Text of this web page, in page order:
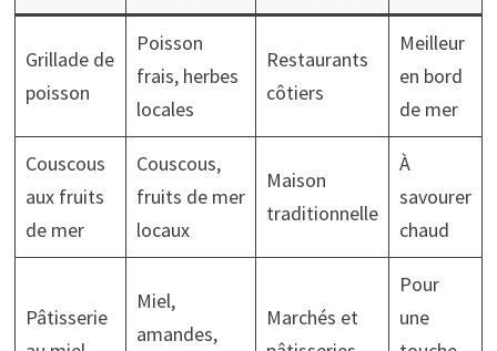
Grillade de
poisson
Poisson
frais, herbes
locales
Restaurants
côtiers
Meilleur
en bord
de mer
Couscous
aux fruits
de mer
Couscous,
fruits de mer
locaux
Maison
traditionnelle
À
savourer
chaud
Pâtisserie
Miel,
amandes,
Marchés et
Pour
une